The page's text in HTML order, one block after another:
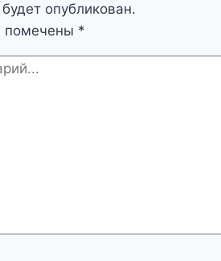
опубликован.
помечены *